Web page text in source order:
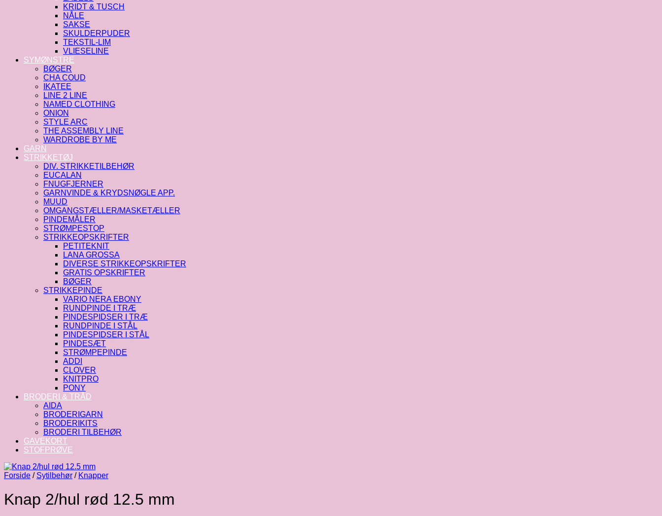
KRIDT & TUSCH
NÅLE
SAKSE
SKULDERPUDER
TEKSTIL-LIM
VLIESELINE
SYMØNSTRE
BØGER
CHA COUD
IKATEE
LINE 2 LINE
NAMED CLOTHING
ONION
STYLE ARC
THE ASSEMBLY LINE
WARDROBE BY ME
GARN
STRIKKETØJ
DIV. STRIKKETILBEHØR
EUCALAN
FNUGFJERNER
GARNVINDE & KRYDSNØGLE APP.
MUUD
OMGANGSTÆLLER/MASKETÆLLER
PINDEMÅLER
STRØMPESTOP
STRIKKEOPSKRIFTER
PETITEKNIT
LANA GROSSA
DIVERSE STRIKKEOPSKRIFTER
GRATIS OPSKRIFTER
BØGER
STRIKKEPINDE
VARIO NERA EBONY
RUNDPINDE I TRÆ
PINDESPIDSER I TRÆ
RUNDPINDE I STÅL
PINDESPIDSER I STÅL
PINDESÆT
STRØMPEPINDE
ADDI
CLOVER
KNITPRO
PONY
BRODERI & TRÅD
AIDA
BRODERIGARN
BRODERIKITS
BRODERI TILBEHØR
GAVEKORT
STOFPRØVE
Forside / Sytilbehør / Knapper
Knap 2/hul rød 12.5 mm